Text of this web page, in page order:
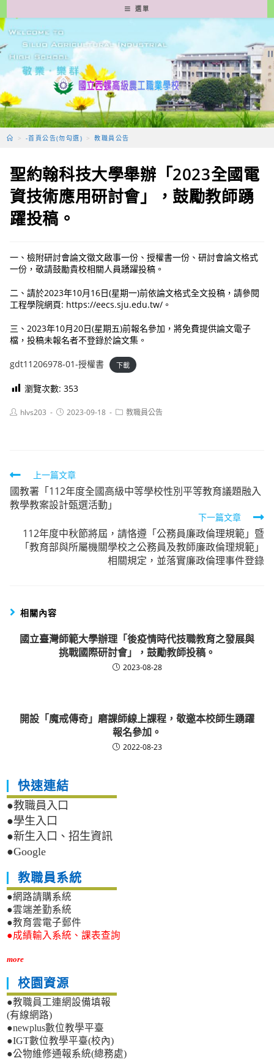
轉
至
要
容
選單
> -首頁公告(勿勾選) > 教職員公告
聖約翰科技大學舉辦「2023全國電
資技術應用研討會」，鼓勵教師踴
躍投稿。
一、檢附研討會論文徵文啟事一份、授權書一份、研討會論文格式
一份，敬請鼓勵貴校相關人員踴躍投稿。
二、請於2023年10月16日(星期一)前依論文格式全文投稿，請參閱
工程學院網頁: https://eecs.sju.edu.tw/。
三、2023年10月20日(星期五)前報名參加，將免費提供論文電子
檔，投稿未報名者不登錄於論文集。
gdt11206978-01-授權書 下載
瀏覽次數: 353
Posthlvs203
Post2023-09-18
Post教職員公告
Read
more
articles
上一篇文章
國教署「112年度全國高級中等學校性別平等教育議題融入
教學教案設計甄選活動」
下一篇文章
112年度中秋節將屆，請恪遵「公務員廉政倫理規範」暨
「教育部與所屬機關學校之公務員及教師廉政倫理規範」
相關規定，並落實廉政倫理事件登錄
相關內容
國立臺灣師範大學辦理「後疫情時代技職教育之發展與
挑戰國際研討會」，鼓勵教師投稿。
2023-08-28
開設「魔戒傳奇」磨課師線上課程，敬邀本校師生踴躍
報名參加。
2022-08-23
快速連結
●教職員入口
●學生入口
●新生入口、招生資訊
●Google
教職員系統
●網路請購系統
●雲端差勤系統
●教育雲電子郵件
●成績輸入系統、課表查詢
more
校園資源
●教職員工連網設備填報
(有線網路)
●newplus數位教學平臺
●IGT數位教學平臺(校內)
●公物維修通報系統(總務處)